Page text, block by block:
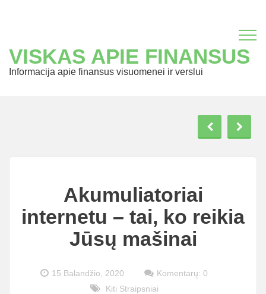
VISKAS APIE FINANSUS
Informacija apie finansus visuomenei ir verslui
Akumuliatoriai
internetu – tai, ko reikia
Jūsų mašinai
15 Balandžio, 2020
Komentarų: 0
Kiti Straipsniai